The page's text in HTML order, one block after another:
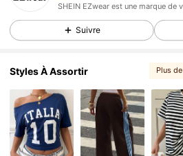
4,85 1.9M Suiveurs
4,85 1.9M Suiveurs
4,85 1.9M Suiveurs
4,85 1.9M Suiveurs
Suivre
Styles À Assortir Plus